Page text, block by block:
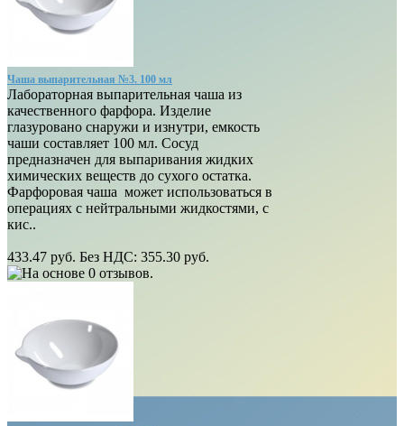
Чаша выпарительная №3. 100 мл
Лабораторная выпарительная чаша из
качественного фарфора. Изделие
глазуровано снаружи и изнутри, емкость
чаши составляет 100 мл. Сосуд
предназначен для выпаривания жидких
химических веществ до сухого остатка.
Фарфоровая чаша может использоваться в
операциях с нейтральными жидкостями, с
кис..
433.47 руб. Без НДС: 355.30 руб.